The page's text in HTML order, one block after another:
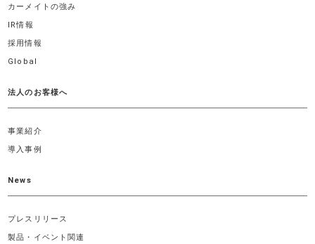
カーメイトの強み
IR情報
採用情報
Global
法人のお客様へ
事業紹介
導入事例
News
プレスリリース
製品・イベント関連